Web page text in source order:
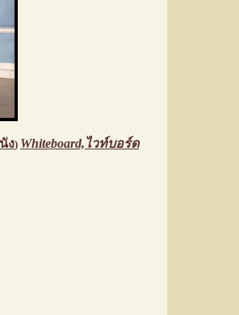
ง) Whiteboard,ไวท์บอร์ด